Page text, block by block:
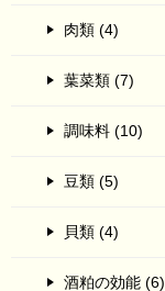
肉類 (4)
葉菜類 (7)
調味料 (10)
豆類 (5)
貝類 (4)
酒粕の効能 (6)